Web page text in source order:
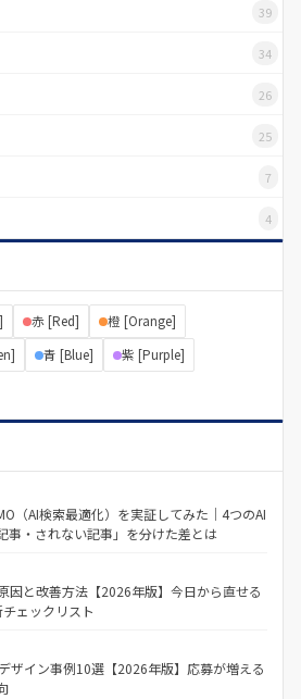
39
34
26
25
7
4
赤 [Red]
橙 [Orange]
青 [Blue]
紫 [Purple]
（AI検索最適化）を実証してみた｜4つのAI
事・されない記事」を分けた差とは
因と改善方法【2026年版】今日から直せる
ェックリスト
ザイン事例10選【2026年版】応募が増える